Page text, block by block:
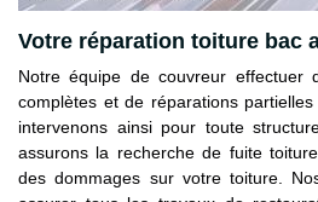
Votre réparation toiture bac
Notre équipe de couvreur effectuer
complètes et de réparations
intervenons ainsi pour toute
assurons la recherche de fuite
des dommages sur votre toiture.